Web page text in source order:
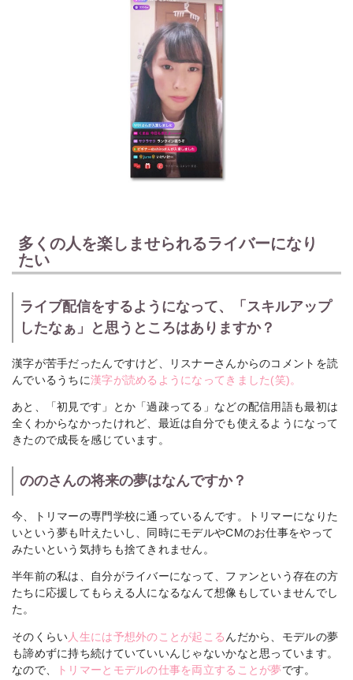
多くの人を楽しませられるライバーになり
たい
ライブ配信をするようになって、「スキルアップ
したなぁ」と思うところはありますか？
漢字が苦手だったんですけど、リスナーさんからのコメントを読
んでいるうちに漢字が読めるようになってきました(笑)。
あと、「初見です」とか「過疎ってる」などの配信用語も最初は
全くわからなかったけれど、最近は自分でも使えるようになって
きたので成長を感じています。
ののさんの将来の夢はなんですか？
今、トリマーの専門学校に通っているんです。トリマーになりた
いという夢も叶えたいし、同時にモデルやCMのお仕事をやって
みたいという気持ちも捨てきれません。
半年前の私は、自分がライバーになって、ファンという存在の方
たちに応援してもらえる人になるなんて想像もしていませんでし
た。
そのくらい 人生には予想外のことが起こる んだから、モデルの夢
も諦めずに持ち続けていていいんじゃないかなと思っています。
なので、
トリマーとモデルの仕事を両立することが夢 です。